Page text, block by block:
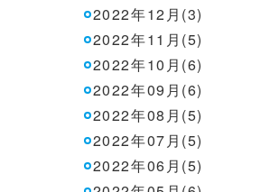
2022年12月(3)
2022年11月(5)
2022年10月(6)
2022年09月(6)
2022年08月(5)
2022年07月(5)
2022年06月(5)